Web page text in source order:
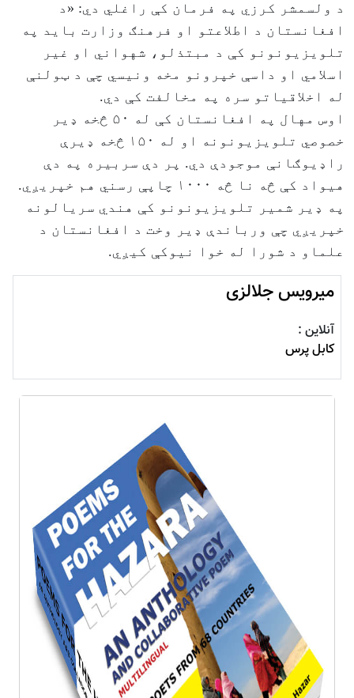
د ولسمشر کرزي په فرمان کې راغلي دي: «د
افغانستان د اطلاعتو او فرهنګ وزارت باید په
تلویزیونونو کې د مبتذلو، شهواني او غیر
اسلامي او داسې خپرونو مخه ونیسي چې د ټولنې
له اخلاقیاتو سره په مخالفت کې دي.
اوس مهال په افغانستان کې له ۵۰ څخه ډیر
خصوصي تلویزیونونه او له ۱۵۰ څخه ډیرې
راډیوګانې موجودې دي. پر دې سربیره په دې
هیواد کې څه نا څه ۱۰۰۰ چاپې رسني هم خپریږي.
په ډیر شمیر تلویزیونونو کې هندي سریالونه
خپریږي چې ورباندې ډیر وخت د افغانستان د
علماو د شورا له خوا نیوکې کیږي.
میرویس جلالزی
آنلاین :
کابل پرس